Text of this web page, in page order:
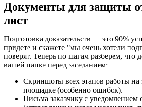
Документы для защиты
лист
Подготовка доказательств — это 90%
придете и скажете "мы очень хотели
поверят. Теперь по шагам разберем, что
вашей папке перед заседанием:
Скриншоты всех этапов работы на
площадке (особенно ошибок).
Письма заказчику с уведомлением